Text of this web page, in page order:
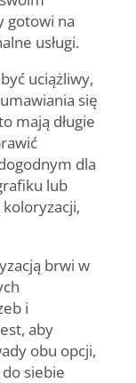
gotowi na
usługi.
uciążliwy,
się
mają długie
dla
lub
brwi w
i
aby
obu opcji,
siebie